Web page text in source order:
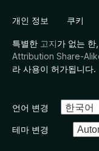
개인 정보 쿠키
특별한 고지가 없는 한
Attribution Share-
라 사용이 허가됩니다.
언어 변경
테마 변경